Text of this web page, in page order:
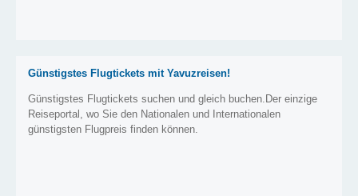
Günstigstes Flugtickets mit Yavuzreisen!
Günstigstes Flugtickets suchen und gleich buchen.Der einzige
Reiseportal, wo Sie den Nationalen und Internationalen
günstigsten Flugpreis finden können.